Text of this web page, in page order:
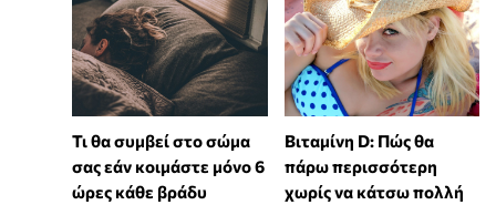
Τι θα συμβεί στο σώμα
σας εάν κοιμάστε μόνο 6
ώρες κάθε βράδυ
Βιταμίνη D: Πώς θα
πάρω περισσότερη
χωρίς να κάτσω πολλή